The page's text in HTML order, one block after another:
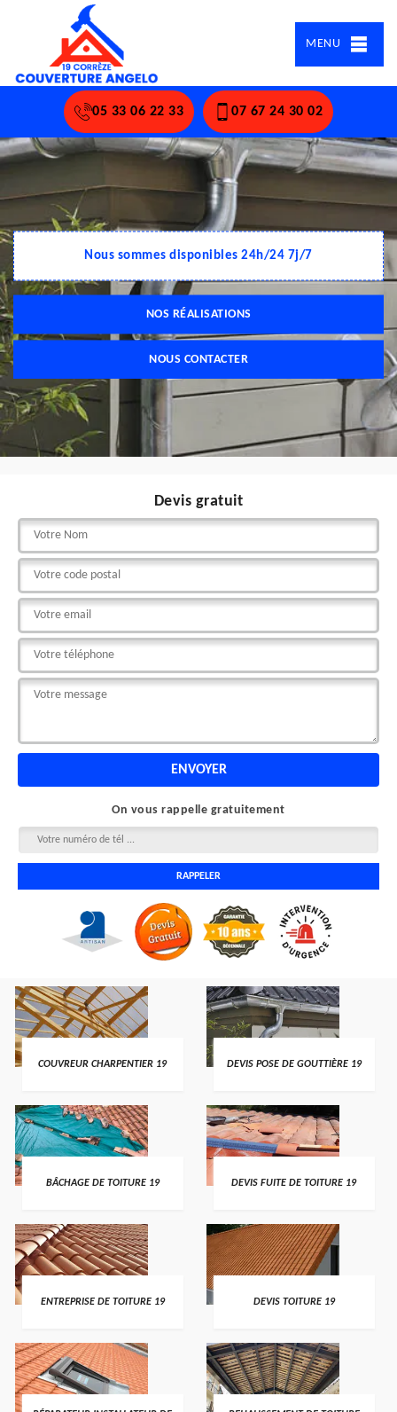
MENU
05 33 06 22 33 07 67 24 30 02
Nous sommes disponibles 24h/24 7j/7
NOS RÉALISATIONS
NOUS CONTACTER
Devis gratuit
On vous rappelle gratuitement
COUVREUR CHARPENTIER 19 DEVIS POSE DE GOUTTIÈRE 19
BÂCHAGE DE TOITURE 19 DEVIS FUITE DE TOITURE 19
ENTREPRISE DE TOITURE 19 DEVIS TOITURE 19